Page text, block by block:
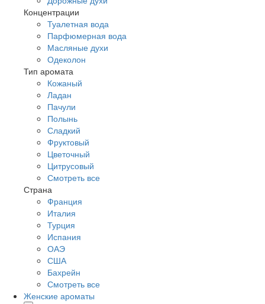
Концентрации
Туалетная вода
Парфюмерная вода
Масляные духи
Одеколон
Тип аромата
Кожаный
Ладан
Пачули
Полынь
Сладкий
Фруктовый
Цветочный
Цитрусовый
Смотреть все
Страна
Франция
Италия
Турция
Испания
ОАЭ
США
Бахрейн
Смотреть все
Женские ароматы